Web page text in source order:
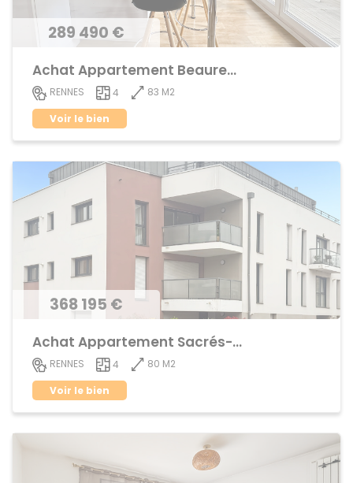
289 490 €
Achat Appartement Beauregard
RENNES 4
83 M2
Voir le bien
368 195 €
Achat Appartement Sacrés-Coeurs
RENNES 4
80 M2
Voir le bien